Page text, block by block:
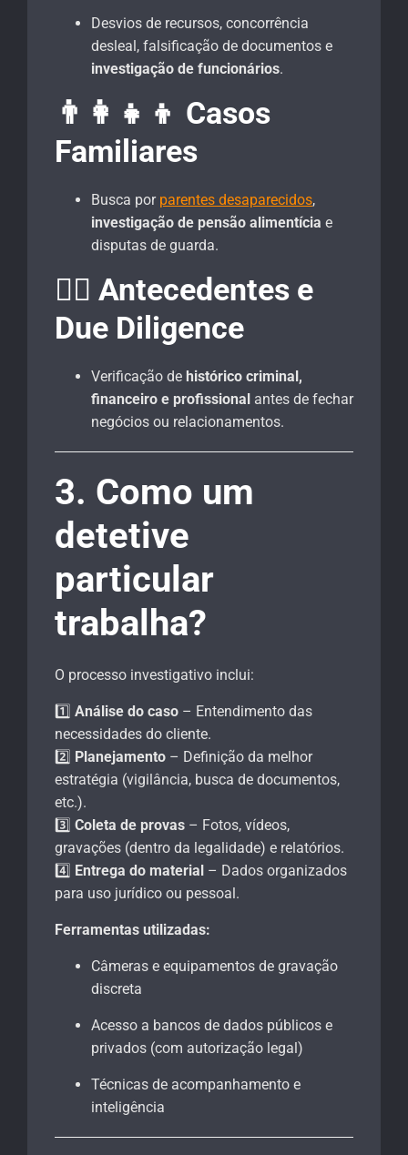
Desvios de recursos, concorrência
desleal, falsificação de documentos e
investigação de funcionários.
👨‍👩‍👧‍👦 Casos
Familiares
Busca por parentes desaparecidos,
investigação de pensão alimentícia e
disputas de guarda.
🕵️‍♂️ Antecedentes e
Due Diligence
Verificação de histórico criminal,
financeiro e profissional antes de fechar
negócios ou relacionamentos.
3. Como um
detetive
particular
trabalha?
O processo investigativo inclui:
1️⃣ Análise do caso – Entendimento das
necessidades do cliente.
2️⃣ Planejamento – Definição da melhor
estratégia (vigilância, busca de documentos,
etc.).
3️⃣ Coleta de provas – Fotos, vídeos,
gravações (dentro da legalidade) e relatórios.
4️⃣ Entrega do material – Dados organizados
para uso jurídico ou pessoal.
Ferramentas utilizadas:
Câmeras e equipamentos de gravação
discreta
Acesso a bancos de dados públicos e
privados (com autorização legal)
Técnicas de acompanhamento e
inteligência